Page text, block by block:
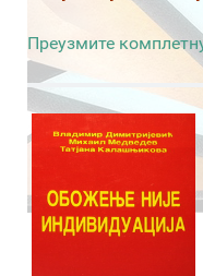
Преузмите